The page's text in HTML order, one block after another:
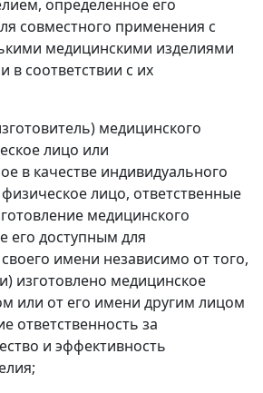
определенное его
совместного применения с
медицинскими изделиями
в соответствии с их
медицинского
лицо или
в качестве индивидуального
лицо, ответственные
медицинского
его доступным для
имени независимо от того,
изготовлено медицинское
или от его имени другим лицом
ответственность за
и эффективность